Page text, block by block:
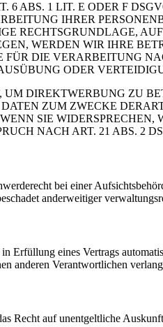
ABS. 1 LIT. E ODER F
IHRER
RECHTSGRUNDLAGE,
WERDEN WIR IHRE
DIE VERARBEITUNG
ODER
DIREKTWERBUNG ZU
ZUM ZWECKE
SIE
NACH ART. 21 ABS. 2
bei einer
anderweitiger
eines Vertrags
anderen Verantwortlichen
Recht auf unentgeltliche